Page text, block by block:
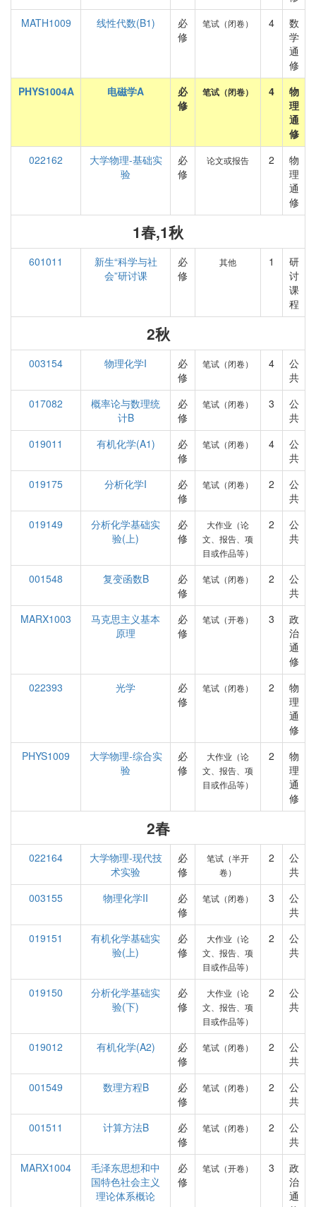
MATH1009
线性代数(B1)
必
修
笔试（闭卷） 4
数
学
通
修
PHYS1004A
电磁学A
必
修
笔试（闭卷） 4
物
理
通
修
022162
大学物理-基础实
验
必
修
论文或报告 2
物
理
通
修
1春,1秋
601011
新生“科学与社
会”研讨课
必
修
其他 1
研
讨
课
程
2秋
003154 物理化学I
必
修
笔试（闭卷） 4
公
共
017082
概率论与数理统
计B
必
修
笔试（闭卷） 3
公
共
019011
有机化学(A1)
必
修
笔试（闭卷） 4
公
共
019175
分析化学I
必
修
笔试（闭卷） 2
公
共
019149
分析化学基础实
验(上)
必
修
大作业（论
文、报告、项
目或作品等）
2
公
共
001548 复变函数B
必
修
笔试（闭卷） 2
公
共
MARX1003
马克思主义基本
原理
必
修
笔试（开卷） 3
政
治
通
修
022393
光学
必
修
笔试（闭卷） 2
物
理
通
修
PHYS1009
大学物理-综合实
验
必
修
大作业（论
文、报告、项
目或作品等）
2
物
理
通
修
2春
022164
大学物理-现代技
术实验
必
修
笔试（半开
卷）
2
公
共
003155
物理化学II
必
修
笔试（闭卷） 3
公
共
019151
有机化学基础实
验(上)
必
修
大作业（论
文、报告、项
目或作品等）
2
公
共
019150
分析化学基础实
验(下)
必
修
大作业（论
文、报告、项
目或作品等）
2
公
共
019012 有机化学(A2)
必
修
笔试（闭卷） 2
公
共
001549
数理方程B
必
修
笔试（闭卷） 2
公
共
001511
计算方法B
必
修
笔试（闭卷） 2
公
共
MARX1004
毛泽东思想和中
国特色社会主义
理论体系概论
必
修
笔试（开卷） 3
政
治
通